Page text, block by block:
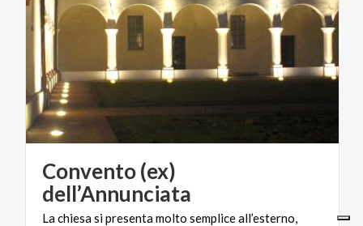
Convento (ex)
dell’Annunciata
La chiesa si presenta molto semplice all’esterno,